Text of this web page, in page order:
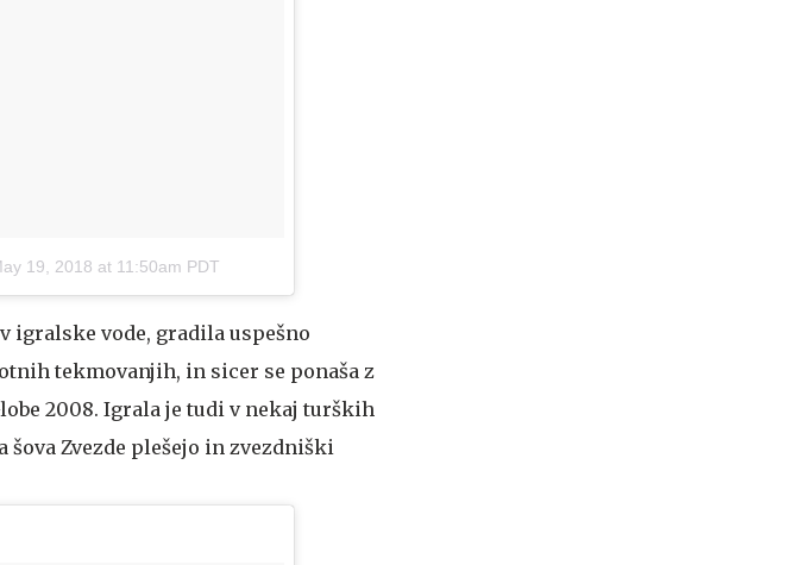
19, 2018 at 11:50am PDT
igralske vode, gradila uspešno
tekmovanjih, in sicer se ponaša z
2008. Igrala je tudi v nekaj turških
Zvezde plešejo in zvezdniški